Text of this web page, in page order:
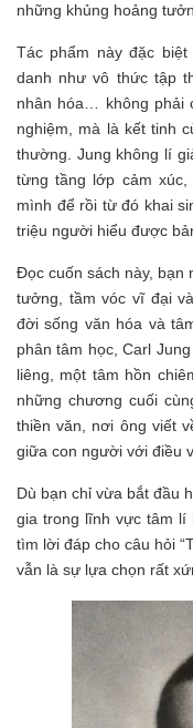
những khủng hoảng
Tác phẩm này đặc
danh như vô thức tập
nhân hóa… không phải
nghiệm, mà là kết tinh
thường. Jung không lí
từng tầng lớp cảm
mình để rồi từ đó khai
triệu người hiểu được
Đọc cuốn sách này, bạn
tưởng, tầm vóc vĩ đại
đời sống văn hóa và
phân tâm học, Carl
liêng, một tâm hồn
những chương cuối
thiền văn, nơi ông viết
giữa con người với điều
Dù bạn chỉ vừa bắt đầu
gia trong lĩnh vực tâm lí
tìm lời đáp cho câu hỏi
vẫn là sự lựa chọn rất